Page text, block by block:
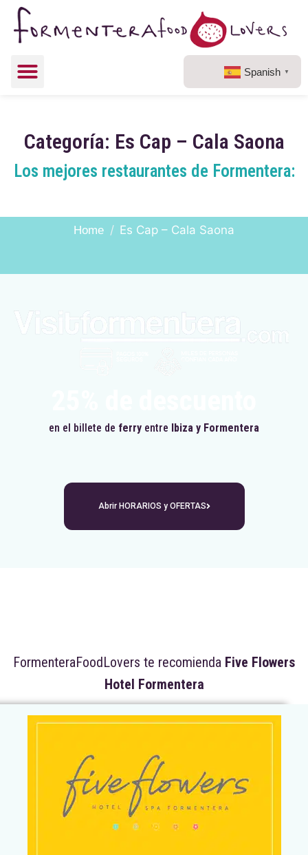
Spanish ▼
Categoría:Es Cap – Cala
Home Es Cap – Cala Saona
Categoría: Es Cap – Cala Saona
Los mejores restaurantes de Formentera:
en el billete de ferry entre Ibiza y Formentera
Abrir HORARIOS y OFERTAS
FormenteraFoodLovers te recomienda Five Flowers
Hotel Formentera